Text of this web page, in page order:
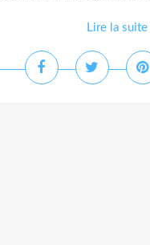
Lire la suite